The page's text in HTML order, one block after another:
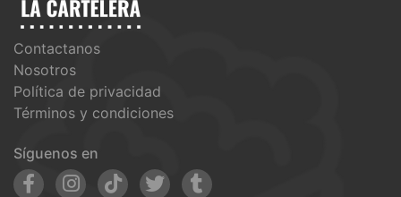
Contactanos
Nosotros
Política de privacidad
Términos y condiciones
Síguenos en